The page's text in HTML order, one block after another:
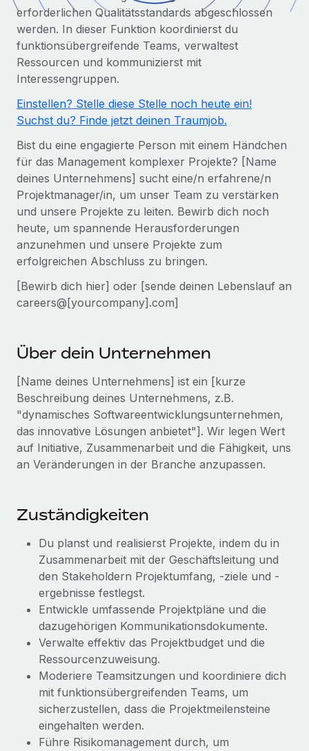
Globales Onboarding und Verwalten von
PEO
Auslagern von komplexen HR-Aufgaben
INFRASTRUKTUR
Nahtlose Integration der HR in bestehende Abläufe
Plattform
Integrierte HR-Kernfunktionen für dein Team
Verknüpfen Neu
Verknüpfung beliebiger KI-Tools mit Remote über unser
MCP
Integrationen
Prozessoptimierung mit unverzichtbaren Business-
Frag unsere Expert:innen
Hilfe von Expert:innen für globale HR & Compliance
Background-Checks
Einfacheres Bewerber:innen-Screening
Globale Bereitstellung und Verfolgung von IT-
Geräten
Gründung von Niederlassungen
Schnelle, rechtssichere Gründung von
Niederlassungen
Mobilität und Relocation
Mühelose Relocation von Mitarbeiter:innen
Benefits
Mühelose Verwaltung von Benefits
Startups
Agile HR- und Payroll-Lösungen für wachsende
Mittelstand
Maßgeschneiderte HR-Lösungen, um Teams zu
vergrößern
Enterprise
Globale HR für Konzerne und Großunternehmen
PARTNER WERDEN
Strategische Technologiepartner
Flexible Einbettung von Global-HR-Funktionen in deine
Plattform
Entdecke die Möglichkeiten einer Partnerschaft
Remote Build
Demnächst verfügbar
Beratung zu Integrationen und KI-Automatisierung
FALLSTUDIEN
So hat der KI-Vorreiter Weaviate sein Team mit
Open-Source-Infrastrukturen. Das...
Mehr erfahren
Strategische Partnerschaft zwischen
Reverse Tech und Remote für Contractor
Management und Payroll
Reverse Tech auf einen Blick Das Gesundheits- und
Wellness-Startup Reverse Tech hat das globale...
Mehr erfahren
Gesamtbeschäftigungskosten
Honorarzahlungen berechnen
Informationen zu möglichen Währungen und
Abwicklungsfristen für globale Freelancer:innen
LERNEN MIT REMOTE
Forschung und Leitfäden
Fallstudien
HR-Glossar
Checklisten und Vorlagen
Bibliothek für Stellenbeschreibungen
Webinare
Insights Center
Hol dir Unterstützung
Alle Ressourcen anzeigen
Globale Payroll
EOR und PEO
Contractor Management
Steuern
Den Blog erkunden
BLOG
Neues zu Remote-Produkten: Integration mit
Gusto und Zero und Contractor Management
Plus
Nederlands
Français
Español
Italiano
Português (Portugal)
日本語
한국어
中文（简体）
Anmelden
erforderlichen Qualitätsstandards abgeschlossen
werden. In dieser Funktion koordinierst du
funktionsübergreifende Teams, verwaltest
Ressourcen und kommunizierst mit
Interessengruppen.
Einstellen? Stelle diese Stelle noch heute ein!
Suchst du? Finde jetzt deinen Traumjob.
Bist du eine engagierte Person mit einem Händchen
für das Management komplexer Projekte? [Name
deines Unternehmens] sucht eine/n erfahrene/n
Projektmanager/in, um unser Team zu verstärken
und unsere Projekte zu leiten. Bewirb dich noch
heute, um spannende Herausforderungen
anzunehmen und unsere Projekte zum
erfolgreichen Abschluss zu bringen.
[Bewirb dich hier] oder [sende deinen Lebenslauf an
careers@[yourcompany].com]
Über dein Unternehmen
[Name deines Unternehmens] ist ein [kurze
Beschreibung deines Unternehmens, z.B.
"dynamisches Softwareentwicklungsunternehmen,
das innovative Lösungen anbietet"]. Wir legen Wert
auf Initiative, Zusammenarbeit und die Fähigkeit, uns
an Veränderungen in der Branche anzupassen.
Zuständigkeiten
Du planst und realisierst Projekte, indem du in
Zusammenarbeit mit der Geschäftsleitung und
den Stakeholdern Projektumfang, -ziele und -
ergebnisse festlegst.
Entwickle umfassende Projektpläne und die
dazugehörigen Kommunikationsdokumente.
Verwalte effektiv das Projektbudget und die
Ressourcenzuweisung.
Moderiere Teamsitzungen und koordiniere dich
mit funktionsübergreifenden Teams, um
sicherzustellen, dass die Projektmeilensteine
eingehalten werden.
Führe Risikomanagement durch, um